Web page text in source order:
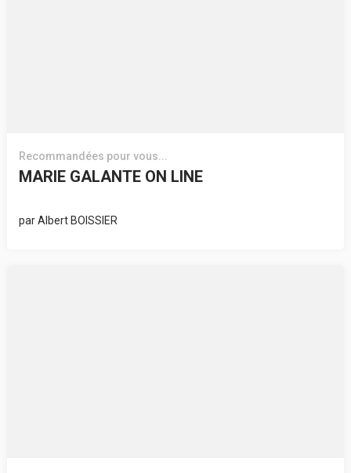
Recommandées pour vous...
MARIE GALANTE ON LINE
parAlbert BOISSIER